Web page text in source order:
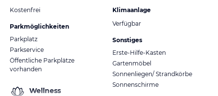
Kostenfrei
Parkmöglichkeiten
Parkplatz
Parkservice
Öffentliche Parkplätze
vorhanden
Wellness
Klimaanlage
Verfügbar
Sonstiges
Erste-Hilfe-Kasten
Gartenmöbel
Sonnenliegen/ Strandkörbe
Sonnenschirme